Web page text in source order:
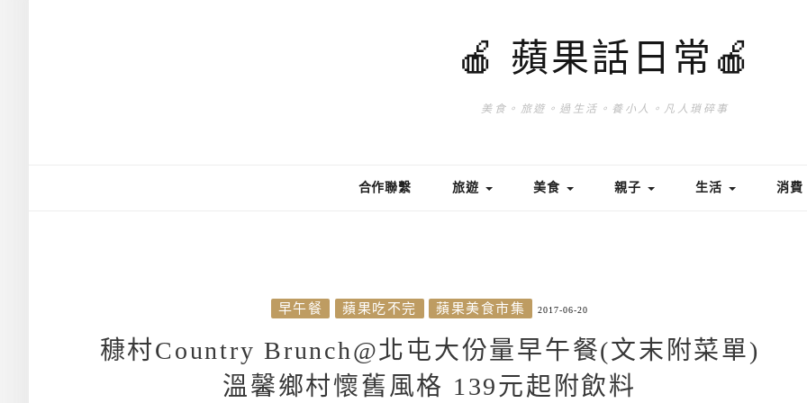
🍎 蘋果話日常🍎
美食。旅遊。過生活。養小人。凡人瑣碎事
合作聯繫 旅遊 美食 親子 生活 消費
早午餐 蘋果吃不完 蘋果美食市集 2017-06-20
穅村Country Brunch@北屯大份量早午餐(文末附菜單)
溫馨鄉村懷舊風格 139元起附飲料